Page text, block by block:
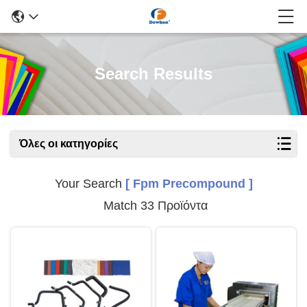
Search Results
Όλες οι κατηγορίες
Your Search [ Fpm Precompound ]
Match 33 Προϊόντα